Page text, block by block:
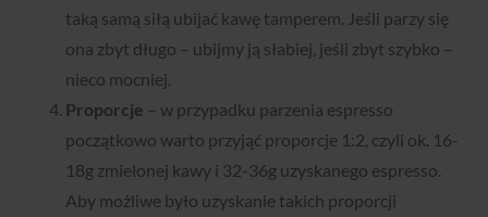
taką samą siłą ubijać kawę tamperem. Jeśli parzy się
ona zbyt długo – ubijmy ją słabiej, jeśli zbyt szybko –
nieco mocniej.
Proporcje – w przypadku parzenia espresso
początkowo warto przyjąć proporcje 1:2, czyli ok. 16-
18g zmielonej kawy i 32-36g uzyskanego espresso.
Aby możliwe było uzyskanie takich proporcji